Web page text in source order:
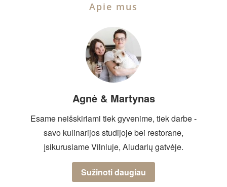
Apie mus
Agnė & Martynas
Esame neišskiriami tiek gyvenime, tiek darbe -
savo kulinarijos studijoje bei restorane,
įsikurusiame Vilniuje, Aludarių gatvėje.
Sužinoti daugiau